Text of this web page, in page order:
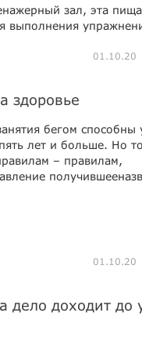
зал, эта
выполнения
01.10.20
здоровье
бегом способны
лет и больше. Но
– правилам,
получившее
01.10.20
дело доходит до